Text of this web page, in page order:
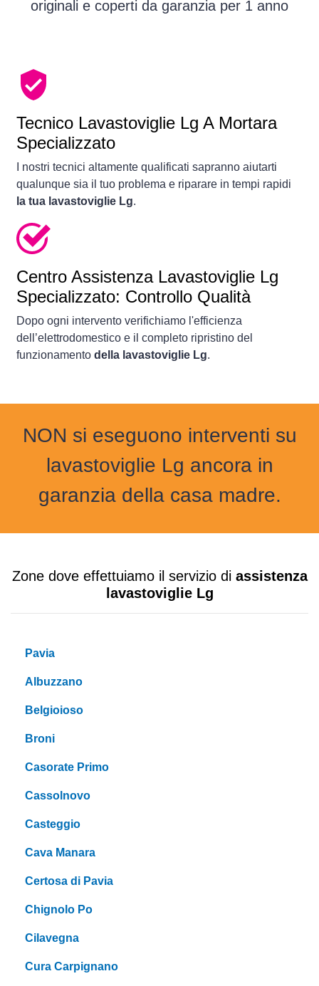
originali e coperti da garanzia per 1 anno
Tecnico Lavastoviglie Lg A Mortara
Specializzato
I nostri tecnici altamente qualificati sapranno aiutarti
qualunque sia il tuo problema e riparare in tempi rapidi
la tua lavastoviglie Lg.
Centro Assistenza Lavastoviglie Lg
Specializzato: Controllo Qualità
Dopo ogni intervento verifichiamo l'efficienza
dell’elettrodomestico e il completo ripristino del
funzionamento della lavastoviglie Lg.
NON si eseguono interventi su
lavastoviglie Lg ancora in
garanzia della casa madre.
Zone dove effettuiamo il servizio di assistenza
lavastoviglie Lg
Pavia
Albuzzano
Belgioioso
Broni
Casorate Primo
Cassolnovo
Casteggio
Cava Manara
Certosa di Pavia
Chignolo Po
Cilavegna
Cura Carpignano